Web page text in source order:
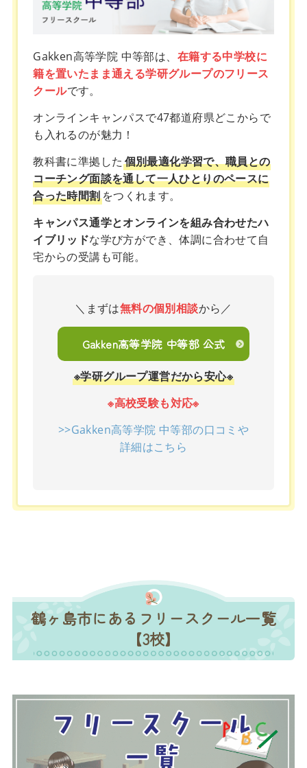
Gakken高等学院 中等部は、 在籍する中学校に
籍を置いたまま通える学研グループのフリース
クールです。
オンラインキャンパスで47都道府県どこからで
も入れるのが魅力！
教科書に準拠した 個別最適化学習で、職員との
コーチング面談を通して一人ひとりのペースに
合った時間割をつくれます。
キャンパス通学とオンラインを組み合わせたハ
イブリッドな学び方ができ、体調に合わせて自
宅からの受講も可能。
＼まずは無料の個別相談から／
Gakken高等学院 中等部 公式
※学研グループ運営だから安心※
※高校受験も対応※
>>Gakken高等学院 中等部の口コミや
詳細はこちら
鶴ヶ島市にあるフリースクール一覧
【3校】